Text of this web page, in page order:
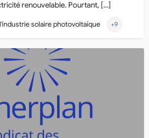
renouvelable. Pourtant, […]
solaire photovoltaïque +9